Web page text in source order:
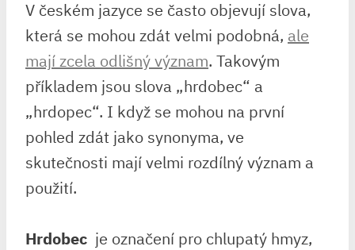
V českém jazyce⁤ se často objevují slova, ​
která se mohou zdát velmi podobná, ale
mají zcela odlišný význam.​ Takovým
příkladem⁢ jsou slova‌ „hrdobec“ a ⁣
„hrdopec“. I když se mohou ⁢na první
‌pohled zdát jako synonyma, ve
skutečnosti ⁤mají velmi rozdílný význam a
použití.
Hrdobec ‍ je ⁢označení⁤ pro chlupatý hmyz,